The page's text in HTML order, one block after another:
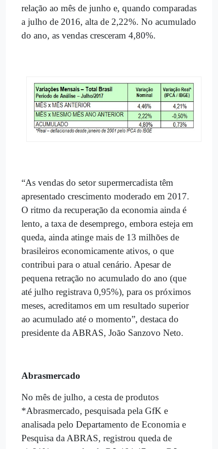
relação ao mês de junho e, quando comparadas
a julho de 2016, alta de 2,22%. No acumulado
do ano, as vendas cresceram 4,80%.
“As vendas do setor supermercadista têm
apresentado crescimento moderado em 2017.
O ritmo da recuperação da economia ainda é
lento, a taxa de desemprego, embora esteja em
queda, ainda atinge mais de 13 milhões de
brasileiros economicamente ativos, o que
contribui para o atual cenário. Apesar de
pequena retração no acumulado do ano (que
até julho registrava 0,95%), para os próximos
meses, acreditamos em um resultado superior
ao acumulado até o momento”, destaca do
presidente da ABRAS, João Sanzovo Neto.
Abrasmercado
No mês de julho, a cesta de produtos
*Abrasmercado, pesquisada pela GfK e
analisada pelo Departamento de Economia e
Pesquisa da ABRAS, registrou queda de